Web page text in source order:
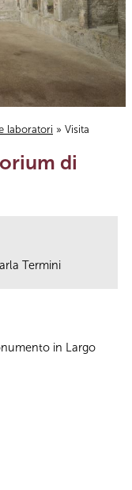
laboratori » Visita
di
Termini
in Largo